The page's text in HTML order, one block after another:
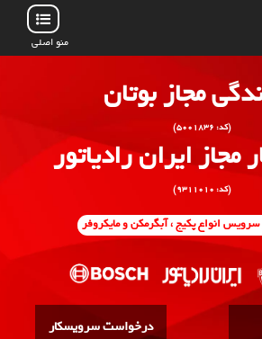
منو اصلی
مجاز بوتان
(کد: ۵۰۰۱۸۳۶)
ایران رادیاتور
(کد: ۹۳۱۱۰۱۰)
انواع پکیج ، آبگرمکن و مایکروفر
درخواست سرویسکار